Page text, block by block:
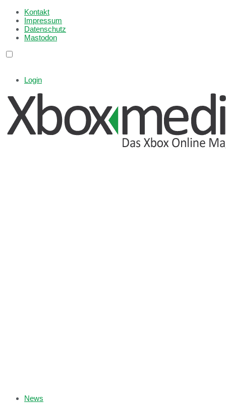
Kontakt
Impressum
Datenschutz
Mastodon
Login
News